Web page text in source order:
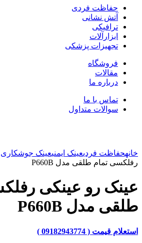
حفاظت فردی
آتش نشانی
ترافیکی
ابزارآلات
تجهیزات پزشکی
فروشگاه
مقالات
درباره ما
تماس با ما
سوالات متداول
خانهحفاظت فردیعینک ایمنیعینک جوشکاری
رفلکسی تمام طلقی مدل P660B
عینک رو عینکی
طلقی مدل P660B
استعلام قیمت ( 09182943774 )